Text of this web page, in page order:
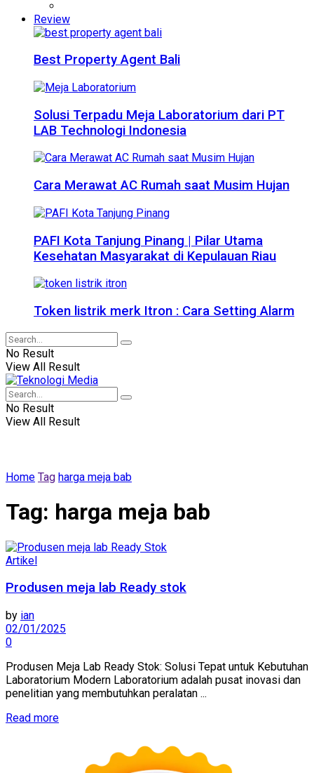
Review
Best Property Agent Bali
Solusi Terpadu Meja Laboratorium dari PT
LAB Technologi Indonesia
Cara Merawat AC Rumah saat Musim Hujan
PAFI Kota Tanjung Pinang | Pilar Utama
Kesehatan Masyarakat di Kepulauan Riau
Token listrik merk Itron : Cara Setting Alarm
No Result
View All Result
No Result
View All Result
Home Tag harga meja bab
Tag: harga meja bab
Artikel
Produsen meja lab Ready stok
by ian
02/01/2025
0
Produsen Meja Lab Ready Stok: Solusi Tepat untuk Kebutuhan
Laboratorium Modern Laboratorium adalah pusat inovasi dan
penelitian yang membutuhkan peralatan ...
Read more